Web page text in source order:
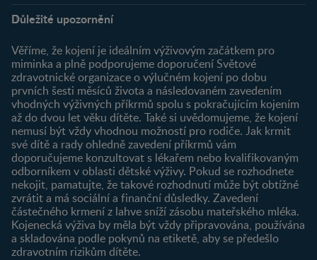
O nás
Můj účet
Registrace
Newsletter
Přihlášení
Produkty
Najít produkt
Důležité upozornění
Věříme, že kojení je ideálním výživovým začátkem pro
miminka a plně podporujeme doporučení Světové
zdravotnické organizace o výlučném kojení po dobu
prvních šesti měsíců života a následovaném zavedením
vhodných výživných příkrmů spolu s pokračujícím kojením
až do dvou let věku dítěte. Také si uvědomujeme, že kojení
nemusí být vždy vhodnou možností pro rodiče. Jak krmit
své dítě a rady ohledně zavedení příkrmů vám
doporučujeme konzultovat s lékařem nebo kvalifikovaným
odborníkem v oblasti dětské výživy. Pokud se rozhodnete
nekojit, pamatujte, že takové rozhodnutí může být obtížné
zvrátit a má sociální a finanční důsledky. Zavedení
částečného krmení z lahve sníží zásobu mateřského mléka.
Kojenecká výživa by měla být vždy připravována, používána
a skladována podle pokynů na etiketě, aby se předešlo
zdravotním rizikům dítěte.